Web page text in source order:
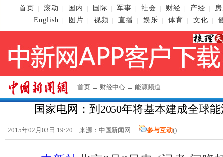
首页 滚动 国内 国际 军事 社会 财经 产经
English
图片 视频 直播 娱乐 体育 文化
首页 → 财经中心 → 能源频道
国家电网：到2050年将基本建成全球
2015年02月03日 19:20 来源： 中国新闻网 参与互动()